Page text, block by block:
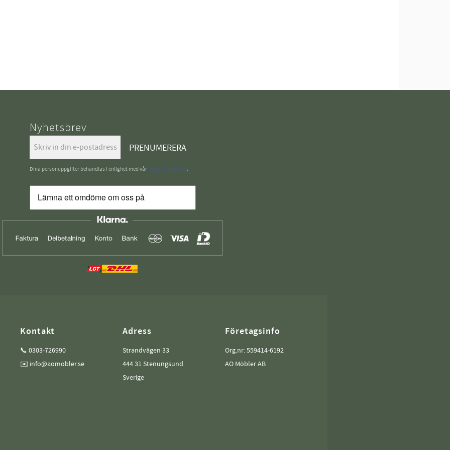
Nyhetsbrev
PRENUMERERA
Dina personuppgifter behandlas i enlighet med vår integritetspolicy.
Kontakt
📞 0303-726990
✉️ info@aomobler.se
Adress
Strandvägen 33
444 31 Stenungsund
Sverige
Företagsinfo
Org.nr: 559414-6192
AO Möbler AB